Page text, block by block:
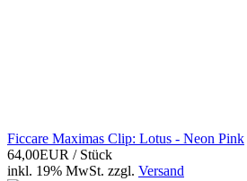
Ficcare Maximas Clip: Lotus - Neon Pink
64,00EUR / Stück
inkl. 19% MwSt. zzgl. Versand